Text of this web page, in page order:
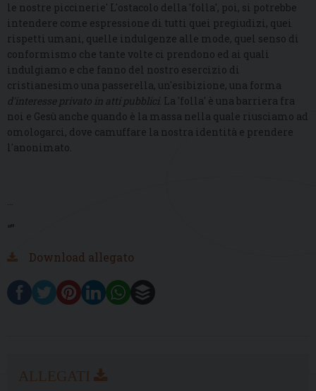
le nostre piccinerie' L'ostacolo della 'folla', poi, si potrebbe
intendere come espressione di tutti quei pregiudizi, quei
rispetti umani, quelle indulgenze alle mode, quel senso di
conformismo che tante volte ci prendono ed ai quali
indulgiamo e che fanno del nostro esercizio di
cristianesimo una passerella, un'esibizione, una forma
d'interesse privato in atti pubblici. La 'folla' è una barriera fra
noi e Gesù anche quando è la massa nella quale riusciamo ad
omologarci, dove camuffare la nostra identità e prendere
l'anonimato.
...
“”
Download allegato